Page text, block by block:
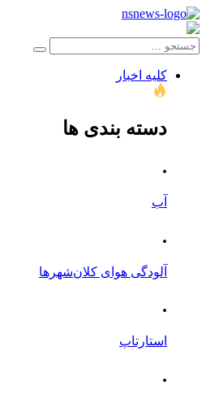
کلیه اخبار
دسته بندی ها
.
آب
.
آلودگی هوای کلان‌شهرها
.
استارتاپ
.